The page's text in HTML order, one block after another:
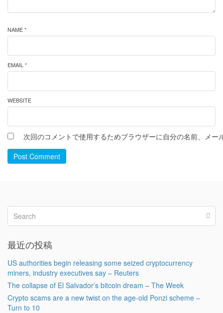
NAME *
EMAIL *
WEBSITE
次回のコメントで使用するためブラウザーに自分の名前、メー
Post Comment
最近の投稿
US authorities begin releasing some seized cryptocurrency
miners, industry executives say – Reuters
The collapse of El Salvador’s bitcoin dream – The Week
Crypto scams are a new twist on the age-old Ponzi scheme –
Turn to 10